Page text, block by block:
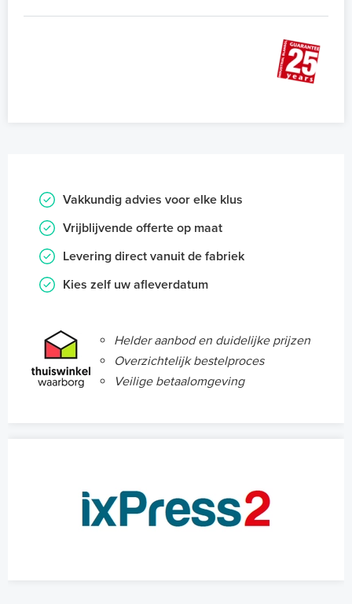
Vakkundig advies voor elke klus
Vrijblijvende offerte op maat
Levering direct vanuit de fabriek
Kies zelf uw afleverdatum
Helder aanbod en duidelijke prijzen
Overzichtelijk bestelproces
Veilige betaalomgeving